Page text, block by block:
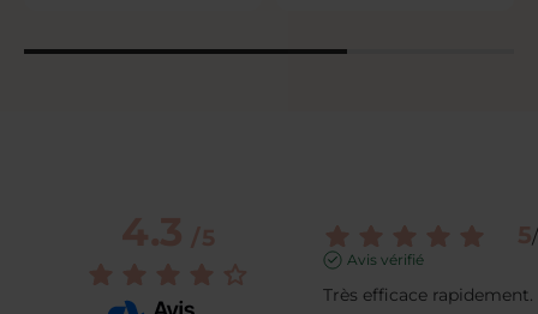
4.3/5 5/
Avis vérifié
Très efficace